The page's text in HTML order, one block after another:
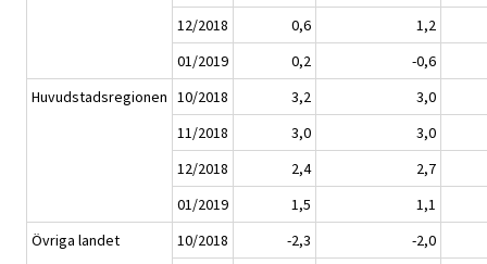
12/2018
0,6
1,2
01/2019
0,2
-0,6
Huvudstadsregionen 10/2018 3,2
3,0
11/2018
3,0
3,0
12/2018
2,4
2,7
01/2019
1,5
1,1
Övriga landet
10/2018 -2,3
-2,0